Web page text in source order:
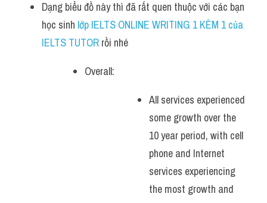
Dạng biểu đồ này thì đã rất quen thuộc với các bạn
học sinh lớp IELTS ONLINE WRITING 1 KÈM 1 của
IELTS TUTOR rồi nhé
Overall:
All services experienced
some growth over the
10 year period, with cell
phone and Internet
services experiencing
the most growth and